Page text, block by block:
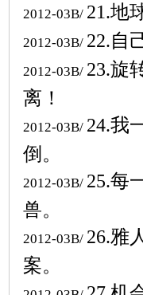
2012-03B/ 21.地
2012-03B/ 22.自
2012-03B/ 23.旋
离！
2012-03B/ 24.我
倒。
2012-03B/ 25.每
兽。
2012-03B/ 26.雅
案。